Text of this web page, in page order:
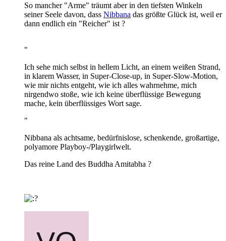
So mancher "Arme" träumt aber in den tiefsten Winkeln
seiner Seele davon, dass Nibbana das größte Glück ist, weil er
dann endlich ein "Reicher" ist ?
"
Ich sehe mich selbst in hellem Licht, an einem weißen Strand,
in klarem Wasser, in Super-Close-up, in Super-Slow-Motion,
wie mir nichts entgeht, wie ich alles wahrnehme, mich
nirgendwo stoße, wie ich keine überflüssige Bewegung
mache, kein überflüssiges Wort sage.
"
Nibbana als achtsame, bedürfnislose, schenkende, großartige,
polyamore Playboy-/Playgirlwelt.
Das reine Land des Buddha Amitabha ?